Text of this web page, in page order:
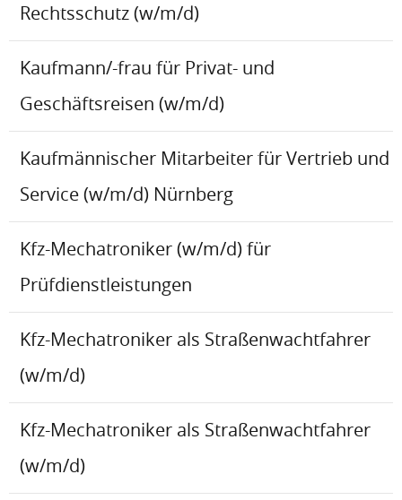
Rechtsschutz (w/m/d)
Kaufmann/-frau für Privat- und
Geschäftsreisen (w/m/d)
Kaufmännischer Mitarbeiter für Vertrieb und
Service (w/m/d) Nürnberg
Kfz-Mechatroniker (w/m/d) für
Prüfdienstleistungen
Kfz-Mechatroniker als Straßenwachtfahrer
(w/m/d)
Kfz-Mechatroniker als Straßenwachtfahrer
(w/m/d)